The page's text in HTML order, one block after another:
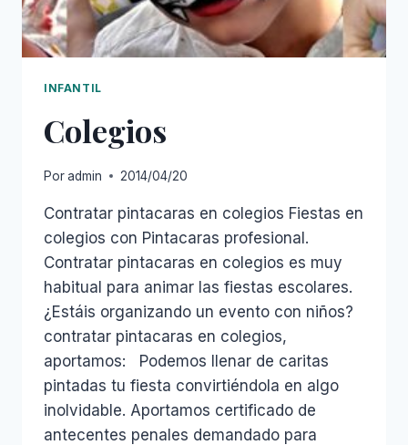
INFANTIL
Colegios
Poradmin 2014/04/20
Contratar pintacaras en colegios Fiestas en
colegios con Pintacaras profesional.
Contratar pintacaras en colegios es muy
habitual para animar las fiestas escolares.
¿Estáis organizando un evento con niños?
contratar pintacaras en colegios,
aportamos: Podemos llenar de caritas
pintadas tu fiesta convirtiéndola en algo
inolvidable. Aportamos certificado de
antecentes penales demandado para